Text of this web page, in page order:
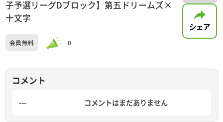
子予選リーグDブロック】第五ドリームズ×
十文字
会員無料 0
シェア
コメント
--- コメントはまだありません